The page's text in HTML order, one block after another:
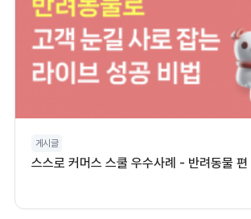
게시글
스스로 커머스 스쿨 우수사례 - 반려동물 편